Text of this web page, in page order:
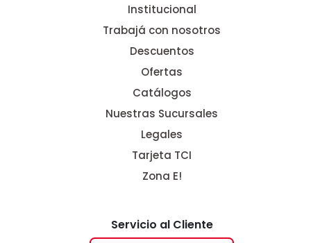
Institucional
Trabajá con nosotros
Descuentos
Ofertas
Catálogos
Nuestras Sucursales
Legales
Tarjeta TCI
Zona E!
Servicio al Cliente